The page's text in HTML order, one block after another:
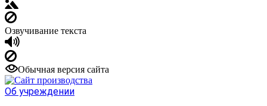
Озвучивание текста
Обычная версия сайта
Об учреждении